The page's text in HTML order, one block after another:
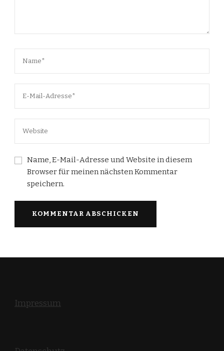
Name, E-Mail-Adresse und Website in diesem
Browser für meinen nächsten Kommentar
speichern.
Impressum